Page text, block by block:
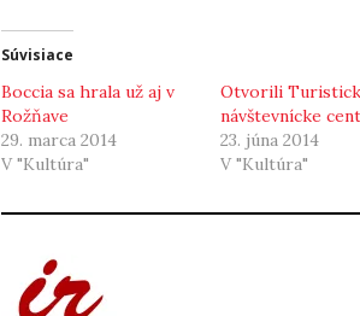
Súvisiace
Boccia sa hrala už aj v
Rožňave
29. marca 2014
V "Kultúra"
Otvorili
návštevnícke
23. júna 2014
V "Kultúra"